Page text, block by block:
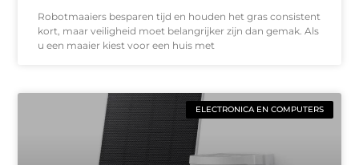
Robotmaaiers besparen tijd en houden het gras consistent
kort, maar veiligheid moet belangrijker zijn dan gemak. Als
u een maaier kiest voor een huis met
ELECTRONICA EN COMPUTERS